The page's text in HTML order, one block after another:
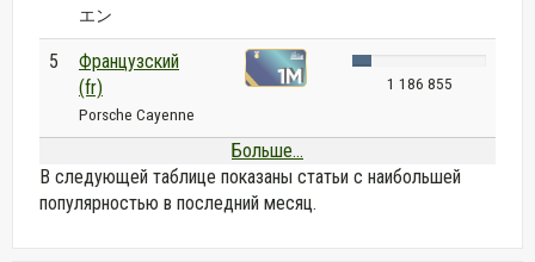
エン
5
Французский
(fr)
Porsche Cayenne
1 186 855
Больше...
В следующей таблице показаны статьи с наибольшей
популярностью в последний месяц.